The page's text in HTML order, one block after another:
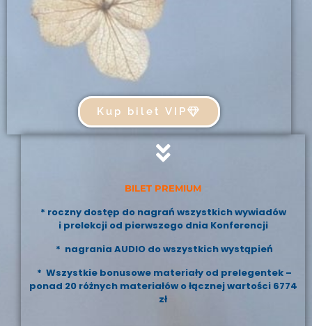
Kup bilet VIP
BILET PREMIUM
* roczny dostęp do nagrań wszystkich wywiadów
i prelekcji od pierwszego dnia Konferencji
* nagrania AUDIO do wszystkich wystąpień
* Wszystkie bonusowe materiały od prelegentek –
ponad 20 różnych materiałów o łącznej wartości 6774
zł